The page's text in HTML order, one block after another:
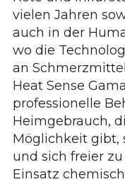
vielen Jahren
auch in der
wo die
an
Heat Sense
professionelle
Heimgebrauch,
Möglichkeit gibt,
und sich freier
Einsatz